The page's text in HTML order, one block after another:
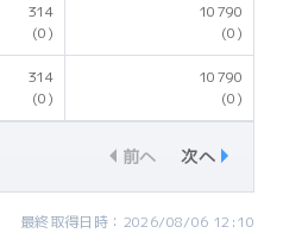
314
(0)
10790
(0)
314
(0)
10790
(0)
前へ 次へ
最終取得日時：2026/08/06 12:10